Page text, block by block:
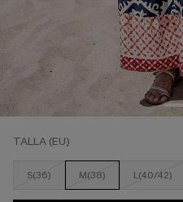
TALLA (EU)
S(36) M(38) L(40/42)